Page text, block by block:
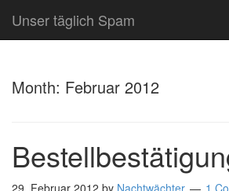
Unser täglich Spam
Month: Februar 2012
29. Februar 2012 by Nachtwächter 1